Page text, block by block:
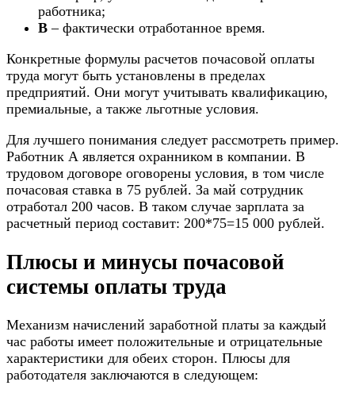
работника;
В – фактически отработанное время.
Конкретные формулы расчетов почасовой оплаты
труда могут быть установлены в пределах
предприятий. Они могут учитывать квалификацию,
премиальные, а также льготные условия.
Для лучшего понимания следует рассмотреть пример.
Работник А является охранником в компании. В
трудовом договоре оговорены условия, в том числе
почасовая ставка в 75 рублей. За май сотрудник
отработал 200 часов. В таком случае зарплата за
расчетный период составит: 200*75=15 000 рублей.
Плюсы и минусы почасовой
системы оплаты труда
Механизм начислений заработной платы за каждый
час работы имеет положительные и отрицательные
характеристики для обеих сторон. Плюсы для
работодателя заключаются в следующем: